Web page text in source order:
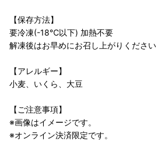
【保存方法】
要冷凍(-18℃以下) 加熱不要
解凍後はお早めにお召し上がりください
【アレルギー】
小麦、いくら、大豆
【ご注意事項】
※画像はイメージです。
※オンライン決済限定です。